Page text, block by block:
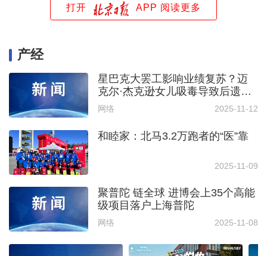
打开 APP 阅读更多
产经
星巴克大罢工影响业绩复苏？迈
克尔·杰克逊女儿吸毒导致后遗
症？《张朝阳的英语课》看天下
网络 2025-11-12
和睦家：北马3.2万跑者的“医”靠
2025-11-09
聚普陀 链全球 进博会上35个高能
级项目落户上海普陀
网络 2025-11-08